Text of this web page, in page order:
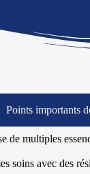
Points importants
de multiples
soins avec des